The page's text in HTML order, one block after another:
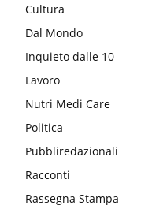
Cultura
Dal Mondo
Inquieto dalle 10
Lavoro
Nutri Medi Care
Politica
Pubbliredazionali
Racconti
Rassegna Stampa